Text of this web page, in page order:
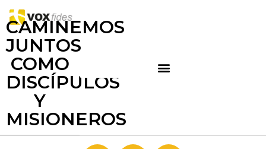
CAMINEMOS
JUNTOS
COMO
DISCÍPULOS
Y
MISIONEROS